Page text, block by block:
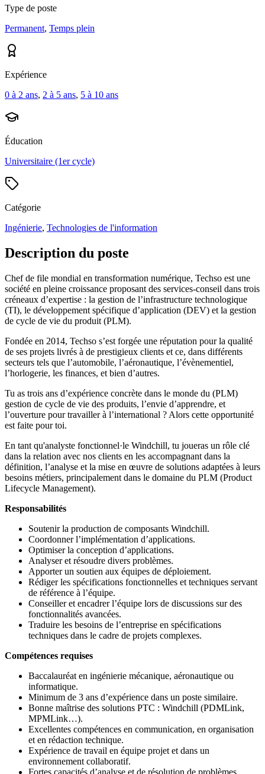
Type de poste
Permanent, Temps plein
Expérience
0 à 2 ans, 2 à 5 ans, 5 à 10 ans
Éducation
Universitaire (1er cycle)
Catégorie
Ingénierie, Technologies de l'information
Description du poste
Chef de file mondial en transformation numérique, Techso est une
société en pleine croissance proposant des services-conseil dans trois
créneaux d’expertise : la gestion de l’infrastructure technologique
(TI), le développement spécifique d’application (DEV) et la gestion
de cycle de vie du produit (PLM).
Fondée en 2014, Techso s’est forgée une réputation pour la qualité
de ses projets livrés à de prestigieux clients et ce, dans différents
secteurs tels que l’automobile, l’aéronautique, l’évènementiel,
l’horlogerie, les finances, et bien d’autres.
Tu as trois ans d’expérience concrète dans le monde du (PLM)
gestion de cycle de vie des produits, l’envie d’apprendre, et
l’ouverture pour travailler à l’international ? Alors cette opportunité
est faite pour toi.
En tant qu'analyste fonctionnel·le Windchill, tu joueras un rôle clé
dans la relation avec nos clients en les accompagnant dans la
définition, l’analyse et la mise en œuvre de solutions adaptées à leurs
besoins métiers, principalement dans le domaine du PLM (Product
Lifecycle Management).
Responsabilités
Soutenir la production de composants Windchill.
Coordonner l’implémentation d’applications.
Optimiser la conception d’applications.
Analyser et résoudre divers problèmes.
Apporter un soutien aux équipes de déploiement.
Rédiger les spécifications fonctionnelles et techniques servant
de référence à l’équipe.
Conseiller et encadrer l’équipe lors de discussions sur des
fonctionnalités avancées.
Traduire les besoins de l’entreprise en spécifications
techniques dans le cadre de projets complexes.
Compétences requises
Baccalauréat en ingénierie mécanique, aéronautique ou
informatique.
Minimum de 3 ans d’expérience dans un poste similaire.
Bonne maîtrise des solutions PTC : Windchill (PDMLink,
MPMLink…).
Excellentes compétences en communication, en organisation
et en rédaction technique.
Expérience de travail en équipe projet et dans un
environnement collaboratif.
Fortes capacités d’analyse et de résolution de problèmes.